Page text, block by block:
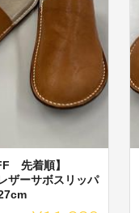
先着順】
ーサボスリッパ